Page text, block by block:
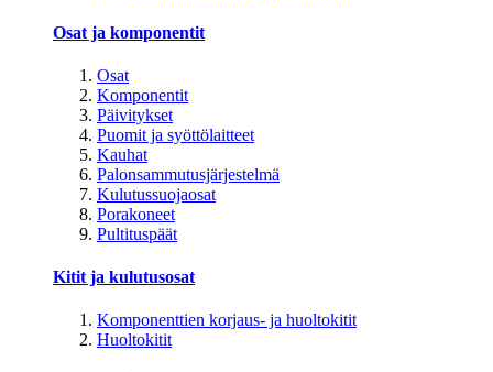
Osat ja komponentit
Osat
Komponentit
Päivitykset
Puomit ja syöttölaitteet
Kauhat
Palonsammutusjärjestelmä
Kulutussuojaosat
Porakoneet
Pultituspäät
Kitit ja kulutusosat
Komponenttien korjaus- ja huoltokitit
Huoltokitit